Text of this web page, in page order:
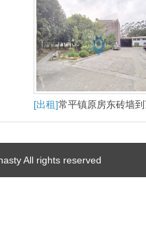
[出租]常平镇原房东砖墙
带消防喷淋实际面积租金
厂房出租可分租
All rights reserved